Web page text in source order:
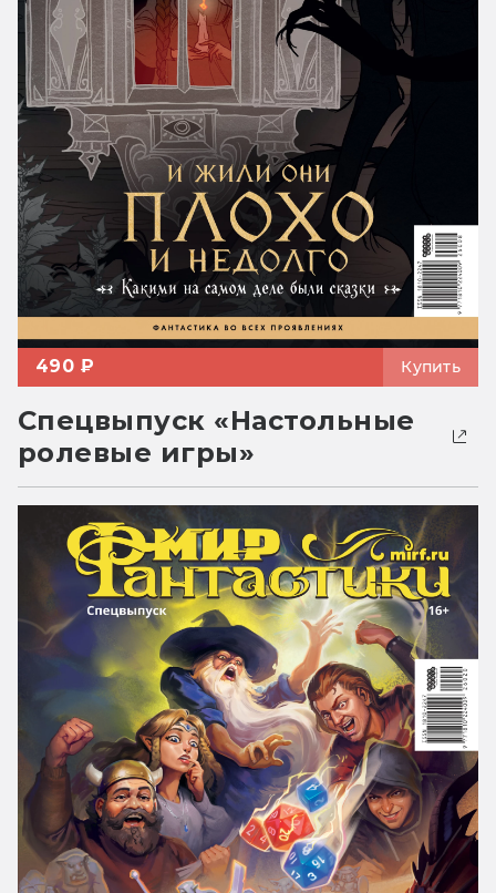
490 ₽ Купить
Спецвыпуск «Настольные
ролевые игры»